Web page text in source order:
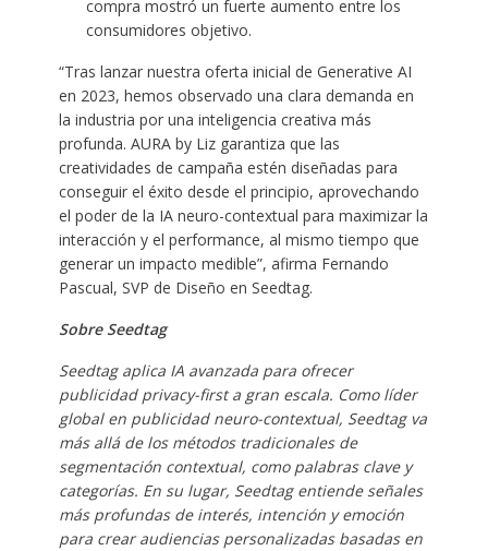
compra mostró un fuerte aumento entre los
consumidores objetivo.
“Tras lanzar nuestra oferta inicial de Generative AI
en 2023, hemos observado una clara demanda en
la industria por una inteligencia creativa más
profunda. AURA by Liz garantiza que las
creatividades de campaña estén diseñadas para
conseguir el éxito desde el principio, aprovechando
el poder de la IA neuro-contextual para maximizar la
interacción y el performance, al mismo tiempo que
generar un impacto medible”, afirma Fernando
Pascual, SVP de Diseño en Seedtag.
Sobre Seedtag
Seedtag aplica IA avanzada para ofrecer
publicidad privacy-first a gran escala. Como líder
global en publicidad neuro-contextual, Seedtag va
más allá de los métodos tradicionales de
segmentación contextual, como palabras clave y
categorías. En su lugar, Seedtag entiende señales
más profundas de interés, intención y emoción
para crear audiencias personalizadas basadas en